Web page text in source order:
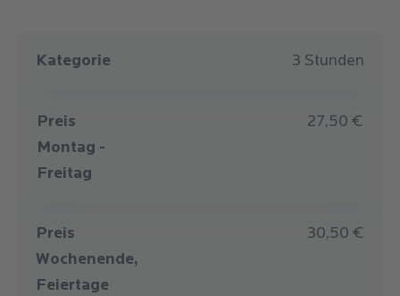
Montag - Freitag
Wochenende, Feiertage
Kategorie 3 Stunden
Preis
Montag -
Freitag
27,50 €
Preis
Wochenende,
Feiertage
30,50 €